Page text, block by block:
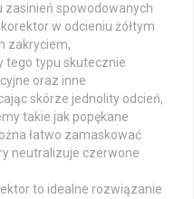
zasinień spowodowanych
w odcieniu żółtym
zakryciem,
tego typu skutecznie
oraz inne
skórze jednolity odcień,
takie jak popękane
łatwo zamaskować
neutralizuje czerwone
to idealne rozwiązanie